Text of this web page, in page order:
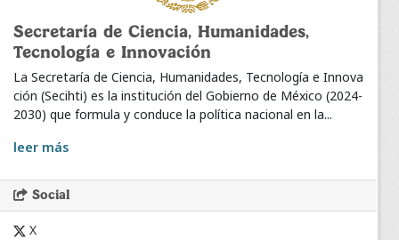
Secretaría de Ciencia, Humanidades,
Tecnología e Innovación
La Secretaría de Ciencia, Humanidades, Tecnología e Innova
ción (Secihti) es la institución del Gobierno de México (2024-
2030) que formula y conduce la política nacional en la...
leer más
Social
X